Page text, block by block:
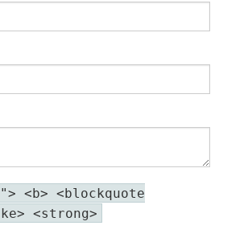
<b> <blockquote
<strong>